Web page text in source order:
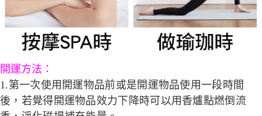
開運方法：
1.第一次使用開運物品前或是開運物品使用一段時間
後，若覺得開運物品效力下降時可以用香爐點燃倒流